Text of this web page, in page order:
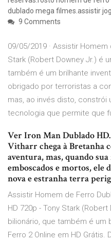
dublado mega filmes.assistir
9 Comments
09/05/2019 · Assistir
Stark (Robert Downey Jr.) é
também é um brilhante
obrigado por terroristas a
mas, ao invés disto, constrói
tecnologia que permite que
Ver Iron Man Dublado
Vitharr chega à Bretanha
aventura, mas, quando
emboscados e mortos, ele
nova e estranha terra
Assistir Homem de Ferro
HD 720p - Tony Stark
bilionário, que também é
Ferro 2 Online em HD